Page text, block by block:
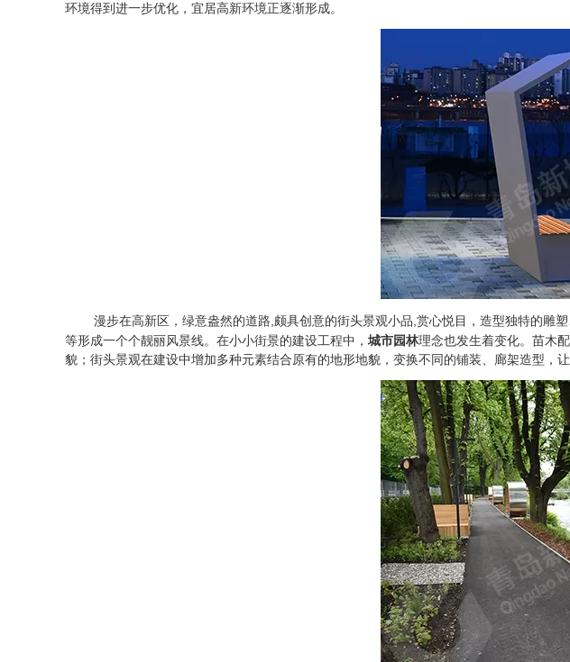
环境得到进一步优化，宜居高新环境正逐渐形成。
漫步在高新区，绿意盎然的道路,颇具创意的街头景观小品,赏心悦目，造型独特的雕
等形成一个个靓丽风景线。在小小街景的建设工程中， 城市园林理念也发生着变化。苗木
貌；街头景观在建设中增加多种元素结合原有的地形地貌，变换不同的铺装、廊架造型，